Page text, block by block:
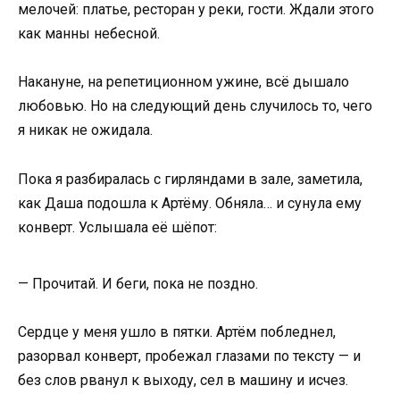
мелочей: платье, ресторан у реки, гости. Ждали этого
как манны небесной.
Накануне, на репетиционном ужине, всё дышало
любовью. Но на следующий день случилось то, чего
я никак не ожидала.
Пока я разбиралась с гирляндами в зале, заметила,
как Даша подошла к Артёму. Обняла… и сунула ему
конверт. Услышала её шёпот:
— Прочитай. И беги, пока не поздно.
Сердце у меня ушло в пятки. Артём побледнел,
разорвал конверт, пробежал глазами по тексту — и
без слов рванул к выходу, сел в машину и исчез.